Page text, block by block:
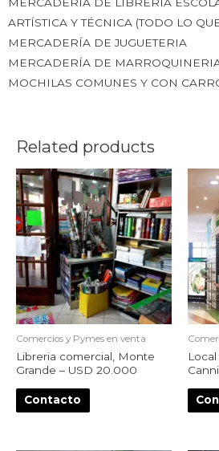
ARTÍSTICA Y TÉCNICA (TODO LO
MERCADERÍA DE JUGUETERIA
MERCADERÍA DE
MOCHILAS COMUNES Y CON
Related products
Comercios y Pymes en venta
Libreria comercial, Monte
Grande – USD 20.000
Contacto